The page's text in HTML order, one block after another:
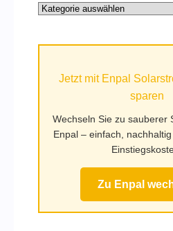
Alle
Jetzt mit Enpal
sparen
Wechseln Sie zu sauberer
Enpal – einfach,
Zu Enpal